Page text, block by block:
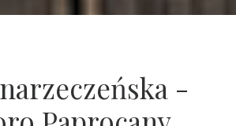
-